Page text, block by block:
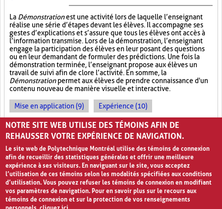
La Démonstrationest une activité lors de laquelle l’enseignant
réalise une série d’étapes devant les élèves. Il accompagne ses
gestes d’explications et s’assure que tous les élèves ont accès à
l’information transmise. Lors de la démonstration, l’enseignant
engage la participation des élèves en leur posant des questions
ou en leur demandant de formuler des prédictions. Une fois la
démonstration terminée, l’enseignant propose aux élèves un
travail de suivi afin de clore l’activité. En somme, la
Démonstrationpermet aux élèves de prendre connaissance d'un
contenu nouveau de manière visuelle et interactive.
Mise en application (9) Expérience (10)
Observations (4)
NOTRE SITE WEB UTILISE DES TÉMOINS AFIN DE
REHAUSSER VOTRE EXPÉRIENCE DE NAVIGATION.
Le site web de Polytechnique Montréal utilise des témoins de connexion
afin de recueillir des statistiques générales et offrir une meilleure
expérience à ses visiteurs. En naviguant sur le site, vous acceptez
l’utilisation de ces témoins selon les modalités spécifiées aux conditions
d’utilisation. Vous pouvez refuser les témoins de connexion en modifiant
vos paramètres de navigation. Pour en savoir plus sur le recours aux
témoins de connexion et sur la protection de vos renseignements